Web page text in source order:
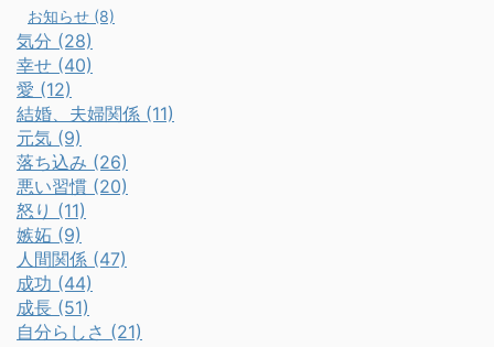
お知らせ (8)
気分 (28)
幸せ (40)
愛 (12)
結婚、夫婦関係 (11)
元気 (9)
落ち込み (26)
悪い習慣 (20)
怒り (11)
嫉妬 (9)
人間関係 (47)
成功 (44)
成長 (51)
自分らしさ (21)